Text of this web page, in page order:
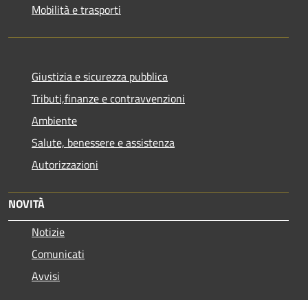
Mobilità e trasporti
Giustizia e sicurezza pubblica
Tributi,finanze e contravvenzioni
Ambiente
Salute, benessere e assistenza
Autorizzazioni
NOVITÀ
Notizie
Comunicati
Avvisi